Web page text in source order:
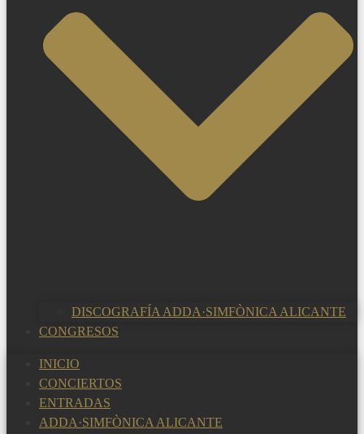
DISCOGRAFÍA ADDA·SIMFÒNICA ALICANTE
CONGRESOS
INICIO
CONCIERTOS
ENTRADAS
ADDA·SIMFÒNICA ALICANTE